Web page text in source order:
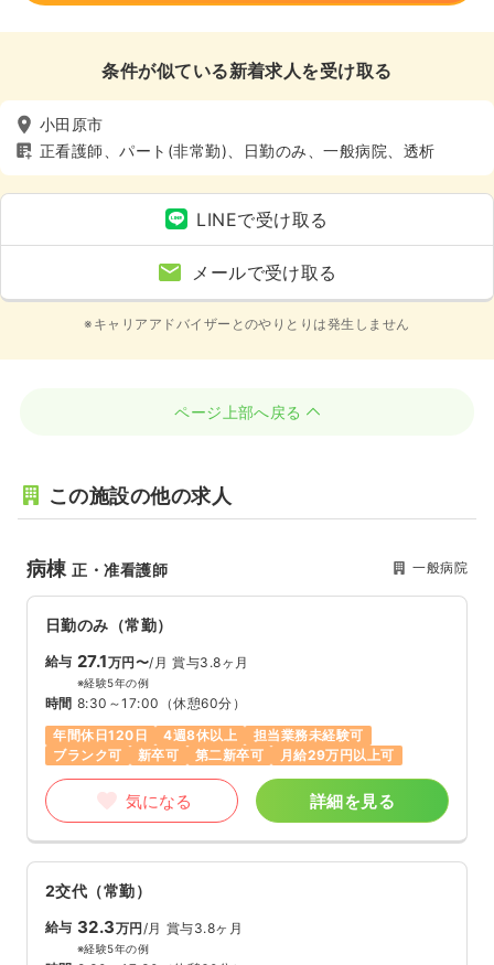
条件が似ている新着求人を受け取る
小田原市
正看護師、パート(非常勤)、日勤のみ、一般病院、透析
LINEで受け取る
メールで受け取る
※キャリアアドバイザーとのやりとりは発生しません
ページ上部へ戻る
この施設の他の求人
病棟正・准看護師 一般病院
日勤のみ（常勤）
給与 27.1万円〜/月 賞与3.8ヶ月
※経験5年の例
時間 8:30～17:00 （休憩60分）
年間休日120日
4週8休以上
担当業務未経験可
ブランク可
新卒可 第二新卒可 月給29万円以上可
気になる 詳細を見る
2交代（常勤）
給与 32.3万円/月 賞与3.8ヶ月
※経験5年の例